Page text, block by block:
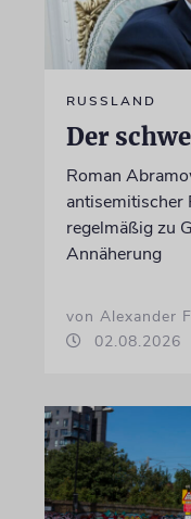
RUSSLAND
Der
Roman
antisemitischer
regelmäßig zu
Annäherung
von Alexander
02.08.2026